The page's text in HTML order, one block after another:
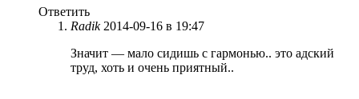
Ответить
Radik 2014-09-16 в 19:47
Значит — мало сидишь с гармонью.. это адский
труд, хоть и очень приятный..